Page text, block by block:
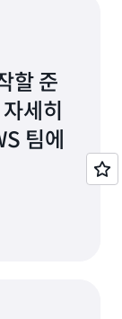
할 준
세히
팀에